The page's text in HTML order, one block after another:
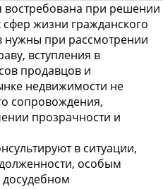
востребована при решении
жизни гражданского
нужны при рассмотрении
вступления в
продавцов и
недвижимости не
сопровождения,
прозрачности и
в ситуации,
особым